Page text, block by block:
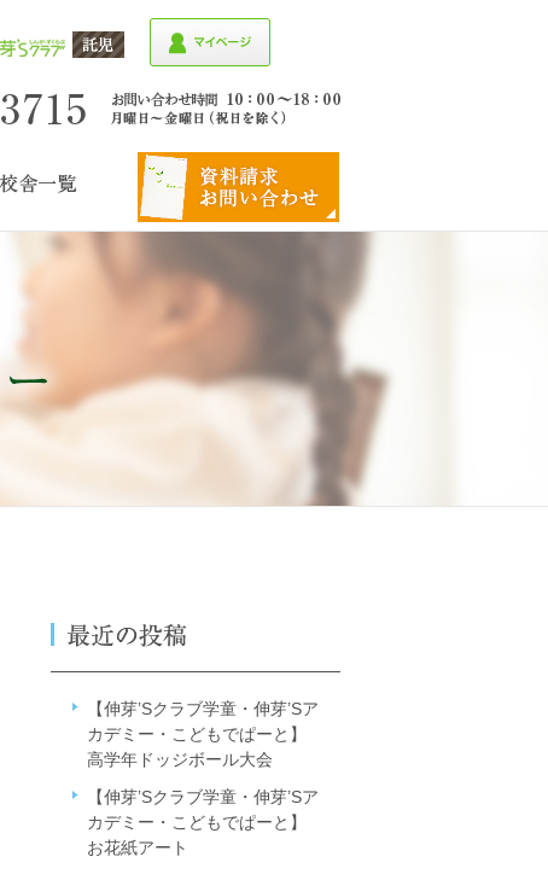
【伸芽’Sクラブ学童・伸芽’Sア
カデミー・こどもでぱーと】
高学年ドッジボール大会
【伸芽’Sクラブ学童・伸芽’Sア
カデミー・こどもでぱーと】
お花紙アート